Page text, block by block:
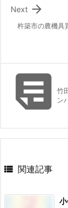
杵築市の農機具

Next
竹
ン
 関連記事